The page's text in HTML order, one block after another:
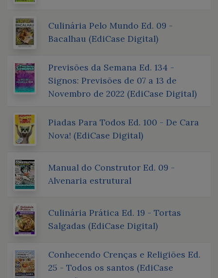
Culinária Pelo Mundo Ed. 09 -
Bacalhau (EdiCase Digital)
Previsões da Semana Ed. 134 -
Signos: Previsões de 07 a 13 de
Novembro de 2022 (EdiCase Digital)
Piadas Para Todos Ed. 100 - De Cara
Nova! (EdiCase Digital)
Manual do Construtor Ed. 09 -
Alvenaria estrutural
Culinária Prática Ed. 19 - Tortas
Salgadas (EdiCase Digital)
Conhecendo Crenças e Religiões Ed.
25 - Todos os santos (EdiCase